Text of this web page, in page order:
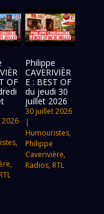
OF
,
,
RTL
Philippe
CAVERIVIÈR
E : BEST OF
du jeudi 30
juillet 2026
30 juillet 2026
|
Humouristes,
Philippe
Caverivière,
Radios, RTL